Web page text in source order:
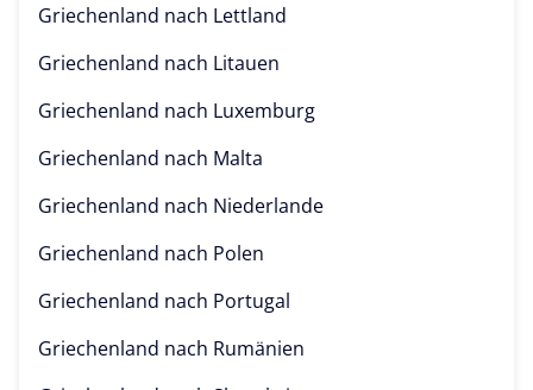
Griechenland nach Lettland
Griechenland nach Litauen
Griechenland nach Luxemburg
Griechenland nach Malta
Griechenland nach Niederlande
Griechenland nach Polen
Griechenland nach Portugal
Griechenland nach Rumänien